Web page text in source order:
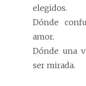
elegidos.
Dónde
amor.
Dónde una
ser mirada.